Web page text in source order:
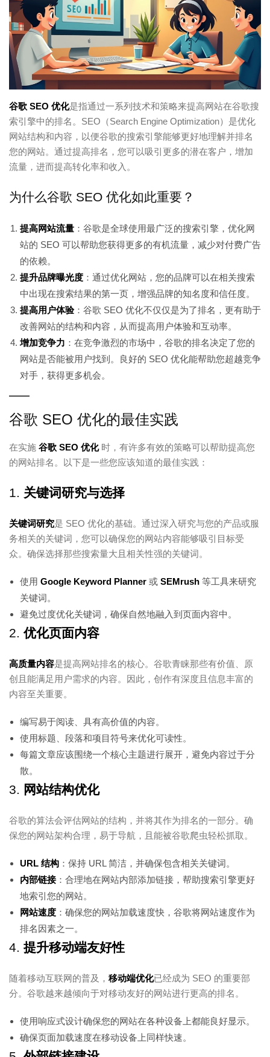
谷歌 SEO 优化是指通过一系列技术和策略来提高网站在谷歌搜
索引擎中的排名。SEO（Search Engine Optimization）是优化
网站结构和内容，以便谷歌的搜索引擎能够更好地理解并排名
您的网站。通过提高排名，您可以吸引更多的潜在客户，增加
流量，进而提高转化率和收入。
为什么谷歌 SEO 优化如此重要？
提高网站流量 ：谷歌是全球使用最广泛的搜索引擎，优化网
站的 SEO 可以帮助您获得更多的有机流量，减少对付费广告
的依赖。
提升品牌曝光度 ：通过优化网站，您的品牌可以在相关搜索
中出现在搜索结果的第一页，增强品牌的知名度和信任度。
提高用户体验：谷歌 SEO 优化不仅仅是为了排名，更有助于
改善网站的结构和内容，从而提高用户体验和互动率。
增加竞争力 ：在竞争激烈的市场中，谷歌的排名决定了您的
网站是否能被用户找到。良好的 SEO 优化能帮助您超越竞争
对手，获得更多机会。
谷歌 SEO 优化的最佳实践
在实施 谷歌 SEO 优化时，有许多有效的策略可以帮助提高您
的网站排名。以下是一些您应该知道的最佳实践：
1. 关键词研究与选择
关键词研究是 SEO 优化的基础。通过深入研究与您的产品或服
务相关的关键词，您可以确保您的网站内容能够吸引目标受
众。确保选择那些搜索量大且相关性强的关键词。
使用 Google Keyword Planner 或 SEMrush 等工具来研究
关键词。
避免过度优化关键词，确保自然地融入到页面内容中。
2.优化页面内容
高质量内容是提高网站排名的核心。谷歌青睐那些有价值、原
创且能满足用户需求的内容。因此，创作有深度且信息丰富的
内容至关重要。
编写易于阅读、具有高价值的内容。
使用标题、段落和项目符号来优化可读性。
每篇文章应该围绕一个核心主题进行展开，避免内容过于分
散。
3. 网站结构优化
谷歌的算法会评估网站的结构，并将其作为排名的一部分。确
保您的网站架构合理，易于导航，且能被谷歌爬虫轻松抓取。
URL 结构 ：保持 URL 简洁，并确保包含相关关键词。
内部链接：合理地在网站内部添加链接，帮助搜索引擎更好
地索引您的网站。
网站速度 ：确保您的网站加载速度快，谷歌将网站速度作为
排名因素之一。
4. 提升移动端友好性
随着移动互联网的普及， 移动端优化已经成为 SEO 的重要部
分。谷歌越来越倾向于对移动友好的网站进行更高的排名。
使用响应式设计确保您的网站在各种设备上都能良好显示。
确保页面加载速度在移动设备上同样快速。